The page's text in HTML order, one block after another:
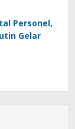
Personel,
Gelar